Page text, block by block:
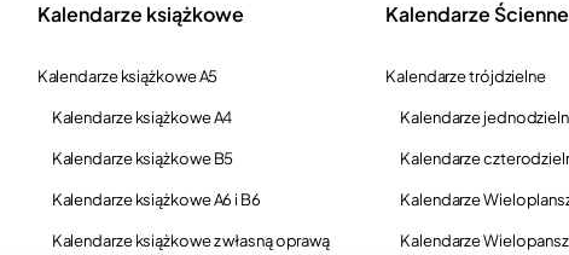
Kalendarze książkowe
Kalendarze książkowe A5
Kalendarze książkowe A4
Kalendarze książkowe B5
Kalendarze książkowe A6 i B6
Kalendarze książkowe z własną oprawą
Kalendarze Ścienne
Kalendarze trójdzielne
Kalendarze
Kalendarze
Kalendarze
Kalendarze